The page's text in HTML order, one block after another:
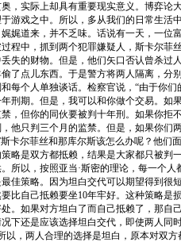
，实际上却具有重要现实意义。博弈论
游戏之中。所以，多从我们的日常生活
娓道来，并不乏味。话说有一天，一位
程中，抓到两个犯罪嫌疑人，斯卡尔菲
失的财物。但是，他们矢口否认曾杀过
了点儿东西。于是警方将两人隔离，分
每个人单独谈话。检察官说，“由于你们
刑期。但是，我可以和你做个交易。如
，但你的同伙要被判十年刑。如果你拒
他只判三个月的监禁。但是，如果你们
卡尔菲丝和那库尔斯该怎么办呢？他们
略是双方都抵赖，结果是大家都只被判
所以，按照亚当·斯密的理论，每一个人
最佳策略。因为坦白交代可以期望得到
比自己抵赖要坐10年牢好。这种策略是
。如果对方坦白了而自己抵赖了，那自
下还是应该选择坦白交代，即使两人同
以，两人合理的选择是坦白，原本对双方